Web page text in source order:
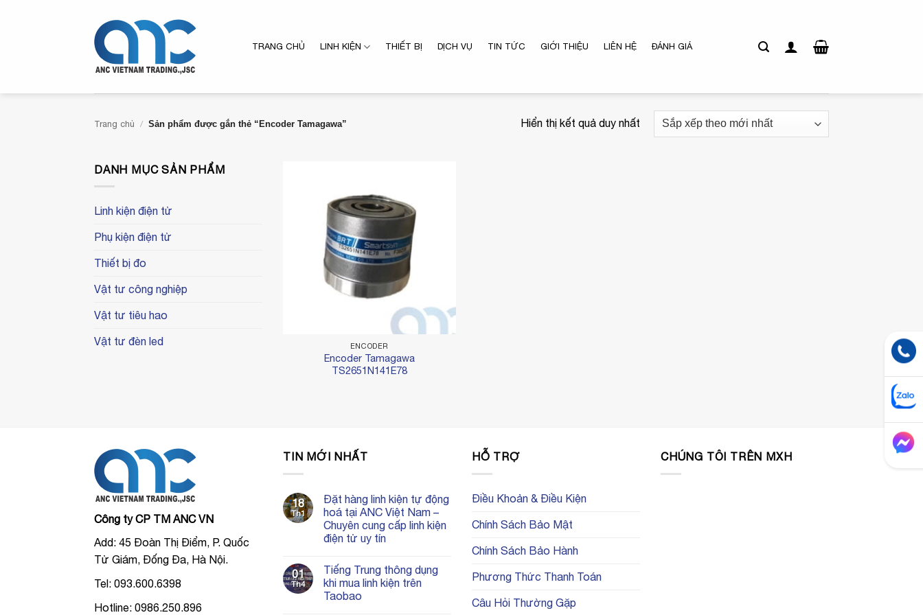
TRANG CHỦ LINH KIỆN THIẾT BỊ DỊCH VỤ TIN TỨC GIỚI THIỆU LIÊN HỆ ĐÁNH GIÁ
Trang chủ / Sản phẩm được gắn thẻ “Encoder Tamagawa” Hiển thị kết quả duy nhất
DANH MỤC SẢN PHẨM
Linh kiện điện tử
Phụ kiện điện tử
Thiết bị đo
Vật tư công nghiệp
Vật tư tiêu hao
Vật tư đèn led ENCODER
Encoder Tamagawa
TS2651N141E78
Công ty CP TM ANC VN
Add: 45 Đoàn Thị Điểm, P. Quốc
Tử Giám, Đống Đa, Hà Nội.
Tel: 093.600.6398
Hotline: 0986.250.896
TIN MỚI NHẤT
18
Th1
Đặt hàng linh kiện tự động
hoá tại ANC Việt Nam –
Chuyên cung cấp linh kiện
điện tử uy tín
bình
luận
ở
Đặt
01
Th4
Tiếng Trung thông dụng
khi mua linh kiện trên
Taobao
HỖ TRỢ
Điều Khoản & Điều Kiện
Chính Sách Bảo Mật
Chính Sách Bảo Hành
Phương Thức Thanh Toán
Câu Hỏi Thường Gặp
CHÚNG TÔI TRÊN MXH